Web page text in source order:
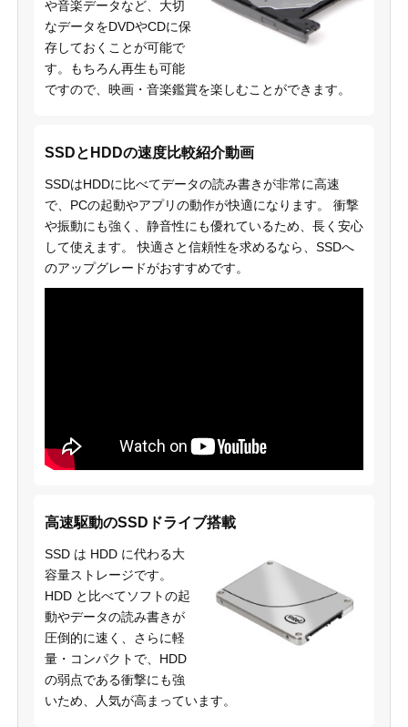
や音楽データなど、大切
なデータをDVDやCDに保
存しておくことが可能で
す。もちろん再生も可能
ですので、映画・音楽鑑賞を楽しむことができます。
SSDとHDDの速度比較紹介動画
SSDはHDDに比べてデータの読み書きが非常に高速
で、PCの起動やアプリの動作が快適になります。 衝撃
や振動にも強く、静音性にも優れているため、長く安心
して使えます。 快適さと信頼性を求めるなら、SSDへ
のアップグレードがおすすめです。
高速駆動のSSDドライブ搭載
SSD は HDD に代わる大
容量ストレージです。
HDD と比べてソフトの起
動やデータの読み書きが
圧倒的に速く、さらに軽
量・コンパクトで、HDD
の弱点である衝撃にも強
いため、人気が高まっています。